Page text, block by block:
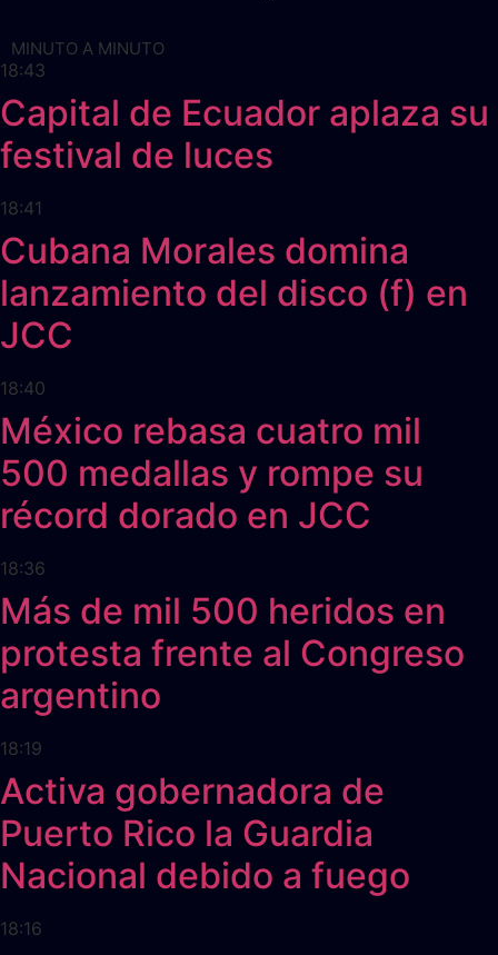
MINUTO A MINUTO
18:43
Capital de Ecuador aplaza su
festival de luces
18:41
Cubana Morales domina
lanzamiento del disco (f) en
JCC
18:40
México rebasa cuatro mil
500 medallas y rompe su
récord dorado en JCC
18:36
Más de mil 500 heridos en
protesta frente al Congreso
argentino
18:19
Activa gobernadora de
Puerto Rico la Guardia
Nacional debido a fuego
18:16